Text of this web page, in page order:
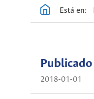
Está en:
Publicado
2018-01-01